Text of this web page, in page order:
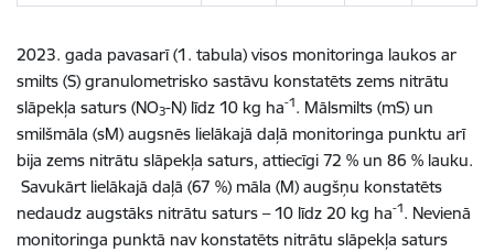
2023. gada pavasarī (1. tabula) visos monitoringa laukos ar
smilts (S) granulometrisko sastāvu konstatēts zems nitrātu
slāpekļa saturs (NO3-N) līdz 10 kg ha-1. Mālsmilts (mS) un
smilšmāla (sM) augsnēs lielākajā daļā monitoringa punktu arī
bija zems nitrātu slāpekļa saturs, attiecīgi 72 % un 86 % lauku.
Savukārt lielākajā daļā (67 %) māla (M) augšņu konstatēts
nedaudz augstāks nitrātu saturs – 10 līdz 20 kg ha-1. Nevienā
monitoringa punktā nav konstatēts nitrātu slāpekļa saturs